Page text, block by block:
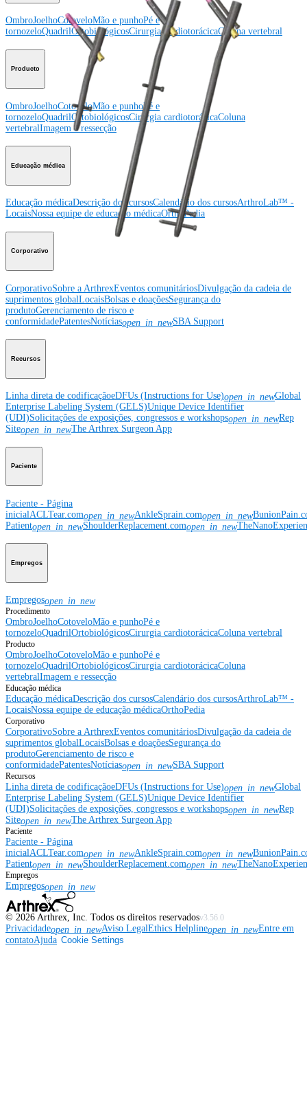
OmbroJoelhoCotoveloMão e punhoPé e
tornozeloQuadrilOrtobiológicosCirurgia cardiotorácicaColuna vertebral
Producto
OmbroJoelhoCotoveloMão e punhoPé e
tornozeloQuadrilOrtobiológicosCirurgia cardiotorácicaColuna
vertebralImagem e ressecção
Educação médica
Educação médicaDescrição dos cursosCalendário dos cursosArthroLab™ -
LocaisNossa equipe de educação médicaOrthoPedia
Corporativo
CorporativoSobre a ArthrexEventos comunitáriosDivulgação da cadeia de
suprimentos globalLocaisBolsas e doaçõesSegurança do
produtoGerenciamento de risco e
conformidadePatentesNotíciasopen_in_newSBA Support
Recursos
Linha direta de codificaçãoeDFUs (Instructions for Use)open_in_newGlobal
Enterprise Labeling System (GELS)Unique Device Identifier
(UDI)Solicitações de exposições, congressos e workshopsopen_in_newRep
Siteopen_in_newThe Arthrex Surgeon App
Paciente
Paciente - Página
inicialACLTear.comopen_in_newAnkleSprain.comopen_in_new
Patientopen_in_newShoulderReplacement.comopen_in_new
Empregos
Empregosopen_in_new
Procedimento
OmbroJoelhoCotoveloMão e punhoPé e
tornozeloQuadrilOrtobiológicosCirurgia cardiotorácicaColuna vertebral
Producto
OmbroJoelhoCotoveloMão e punhoPé e
tornozeloQuadrilOrtobiológicosCirurgia cardiotorácicaColuna
vertebralImagem e ressecção
Educação médica
Educação médicaDescrição dos cursosCalendário dos cursosArthroLab™ -
LocaisNossa equipe de educação médicaOrthoPedia
Corporativo
CorporativoSobre a ArthrexEventos comunitáriosDivulgação da cadeia de
suprimentos globalLocaisBolsas e doaçõesSegurança do
produtoGerenciamento de risco e
conformidadePatentesNotíciasopen_in_newSBA Support
Recursos
Linha direta de codificaçãoeDFUs (Instructions for Use)open_in_newGlobal
Enterprise Labeling System (GELS)Unique Device Identifier
(UDI)Solicitações de exposições, congressos e workshopsopen_in_newRep
Siteopen_in_newThe Arthrex Surgeon App
Paciente
Paciente - Página
inicialACLTear.comopen_in_newAnkleSprain.comopen_in_new
Patientopen_in_newShoulderReplacement.comopen_in_new
Empregos
Empregosopen_in_new
© 2026 Arthrex, Inc. Todos os direitos reservadosv3.56.0
Privacidadeopen_in_newAviso LegalEthics Helplineopen_in_newEntre em
contatoAjuda Cookie Settings